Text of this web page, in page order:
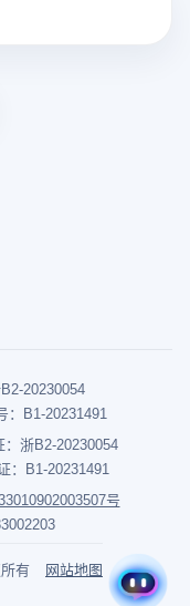
20230054
：B1-20231491
浙B2-20230054
：B1-20231491
号
有 网站地图